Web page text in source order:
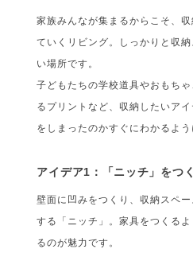
家族みんなが集まるからこそ、
ていくリビング。しっかりと収
い場所です。
子どもたちの学校道具やおもち
るプリントなど、収納したいア
をしまったのかすぐにわかるよ
アイデア1：「ニッチ」をつ
壁面に凹みをつくり、収納スペ
する「ニッチ」。家具をつくる
るのが魅力です。